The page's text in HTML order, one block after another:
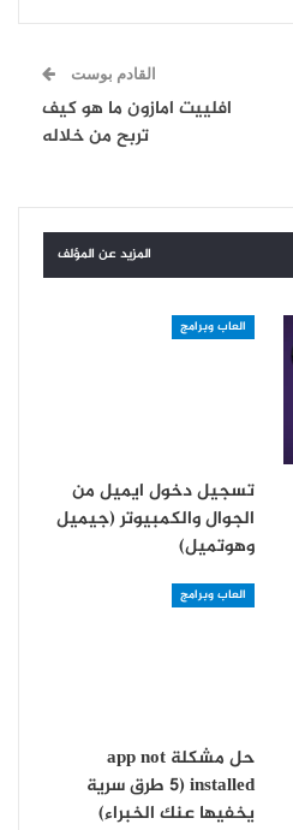
القادم بوست
افلييت امازون ما هو كيف
تربح من خلاله
المزيد عن المؤلف
العاب وبرامج
تسجيل دخول ايميل من
الجوال والكمبيوتر (جيميل
وهوتميل)
العاب وبرامج
حل مشكلة app not
installed (5 طرق سرية
يخفيها عنك الخبراء)